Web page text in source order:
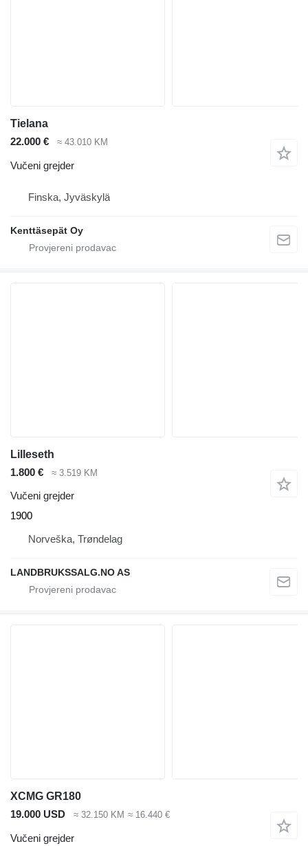
Tielana
22.000 €
≈ 43.010 KM
Vučeni grejder
Finska, Jyväskylä
Kenttäsepät Oy
Lilleseth
1.800 €
≈ 3.519 KM
Vučeni grejder
1900
Norveška, Trøndelag
LANDBRUKSSALG.NO AS
XCMG GR180
19.000 USD
≈ 32.150 KM ≈ 16.440 €
Vučeni grejder